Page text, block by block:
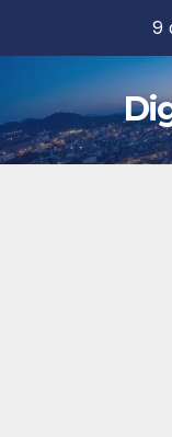
contenido
9